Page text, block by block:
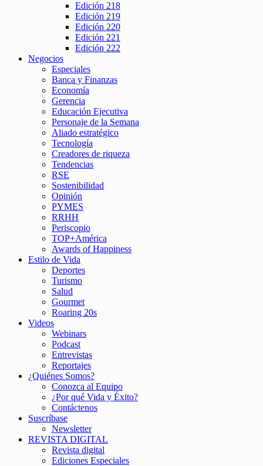
Edición 218
Edición 219
Edición 220
Edición 221
Edición 222
Negocios
Especiales
Banca y Finanzas
Economía
Gerencia
Educación Ejecutiva
Personaje de la Semana
Aliado estratégico
Tecnología
Creadores de riqueza
Tendencias
RSE
Sostenibilidad
Opinión
PYMES
RRHH
Periscopio
TOP+América
Awards of Happiness
Estilo de Vida
Deportes
Turismo
Salud
Gourmet
Roaring 20s
Videos
Webinars
Podcast
Entrevistas
Reportajes
¿Quiénes Somos?
Conozca al Equipo
¿Por qué Vida y Éxito?
Contáctenos
Suscríbase
Newsletter
REVISTA DIGITAL
Revista digital
Ediciones Especiales